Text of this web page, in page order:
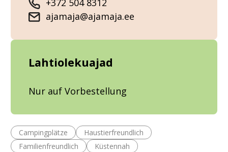
+372 504 8312
ajamaja@ajamaja.ee
Lahtiolekuajad
Nur auf Vorbestellung
Campingplätze
Haustierfreundlich
Familienfreundlich
Küstennah